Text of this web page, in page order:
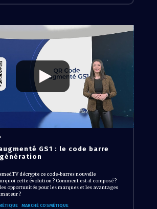
GS1 : le code barre
décrypte ce code-barres nouvelle
cette évolution ? Comment est-il composé ?
opportunités pour les marques et les avantages
?
MARCHÉ COSMÉTIQUE